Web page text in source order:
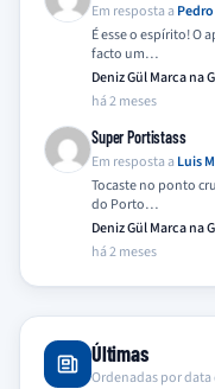
Em resposta a
É esse o espírito! O
facto um…
Deniz Gül Marca na
há 2 meses
Super Portistass
Em resposta a Luis
Tocaste no ponto
do Porto…
Deniz Gül Marca na
há 2 meses
Últimas
Ordenadas por